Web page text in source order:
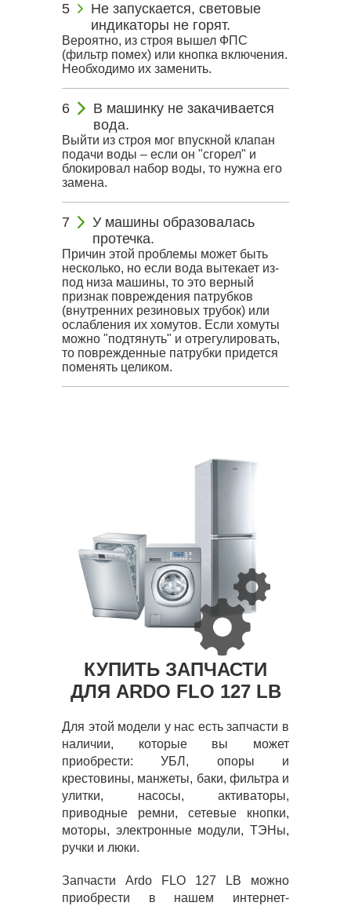
Не запускается, световые
индикаторы не горят.
Вероятно, из строя вышел ФПС
(фильтр помех) или кнопка включения.
Необходимо их заменить.
В машинку не закачивается
вода.
Выйти из строя мог впускной клапан
подачи воды – если он "сгорел" и
блокировал набор воды, то нужна его
замена.
У машины образовалась
протечка.
Причин этой проблемы может быть
несколько, но если вода вытекает из-
под низа машины, то это верный
признак повреждения патрубков
(внутренних резиновых трубок) или
ослабления их хомутов. Если хомуты
можно "подтянуть" и отрегулировать,
то поврежденные патрубки придется
поменять целиком.
КУПИТЬ ЗАПЧАСТИ
ДЛЯ ARDO FLO 127 LB
Для этой модели у нас есть запчасти в
наличии, которые вы может
приобрести: УБЛ, опоры и
крестовины, манжеты, баки, фильтра и
улитки, насосы, активаторы,
приводные ремни, сетевые кнопки,
моторы, электронные модули, ТЭНы,
ручки и люки.
Запчасти Ardo FLO 127 LB можно
приобрести в нашем интернет-